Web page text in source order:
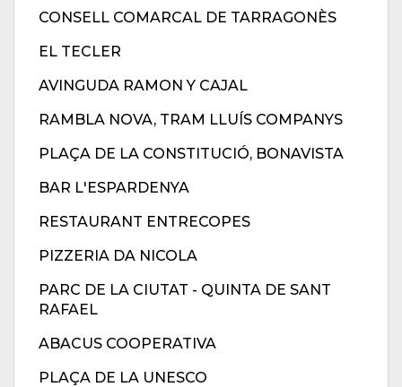
CONSELL COMARCAL DE TARRAGONÈS
EL TECLER
AVINGUDA RAMON Y CAJAL
RAMBLA NOVA, TRAM LLUÍS COMPANYS
PLAÇA DE LA CONSTITUCIÓ, BONAVISTA
BAR L'ESPARDENYA
RESTAURANT ENTRECOPES
PIZZERIA DA NICOLA
PARC DE LA CIUTAT - QUINTA DE SANT
RAFAEL
ABACUS COOPERATIVA
PLAÇA DE LA UNESCO